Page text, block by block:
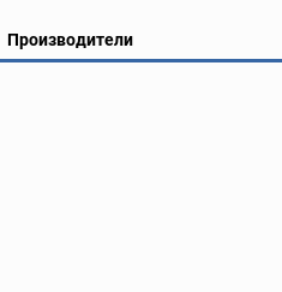
Производители